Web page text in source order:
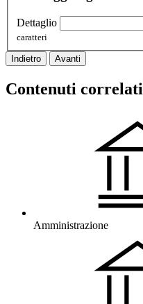
Dettaglio
caratteri
Indietro Avanti
Contenuti correlati
Amministrazione